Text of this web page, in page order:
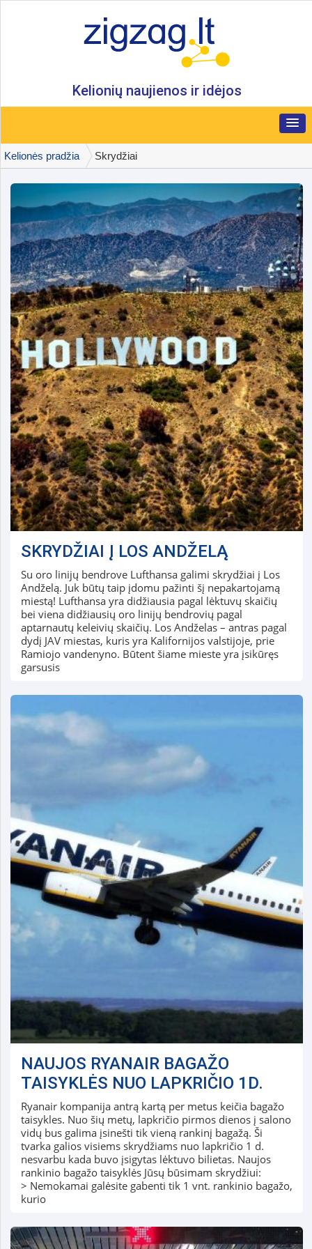
Kelionių naujienos ir idėjos
Kelionės pradžia Skrydžiai
SKRYDŽIAI Į LOS ANDŽELĄ
Su oro linijų bendrove Lufthansa galimi skrydžiai į Los
Andželą. Juk būtų taip įdomu pažinti šį nepakartojamą
miestą! Lufthansa yra didžiausia pagal lėktuvų skaičių
bei viena didžiausių oro linijų bendrovių pagal
aptarnautų keleivių skaičių. Los Andželas – antras pagal
dydį JAV miestas, kuris yra Kalifornijos valstijoje, prie
Ramiojo vandenyno. Būtent šiame mieste yra įsikūręs
garsusis
NAUJOS RYANAIR BAGAŽO
TAISYKLĖS NUO LAPKRIČIO 1D.
Ryanair kompanija antrą kartą per metus keičia bagažo
taisykles. Nuo šių metų, lapkričio pirmos dienos į salono
vidų bus galima įsinešti tik vieną rankinį bagažą. Ši
tvarka galios visiems skrydžiams nuo lapkričio 1 d.
nesvarbu kada buvo įsigytas lėktuvo bilietas. Naujos
rankinio bagažo taisyklės Jūsų būsimam skrydžiui:
> Nemokamai galėsite gabenti tik 1 vnt. rankinio bagažo,
kurio